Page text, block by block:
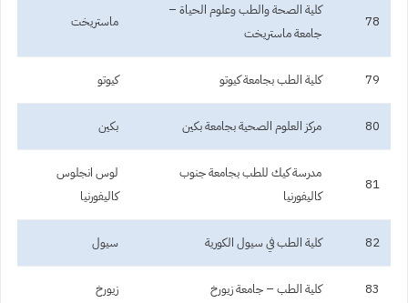
78
كلية الصحة والطب وعلوم الحياة –
جامعة ماستريخت
ماستريخت
79 كلية الطب بجامعة كيوتو كيوتو
80 مركز العلوم الصحية بجامعة بكين بكين
81
مدرسة كيك للطب بجامعة جنوب
كاليفورنيا
لوس انجلوس
كاليفورنيا
82 كلية الطب في سيول الكورية سيول
83 كلية الطب – جامعة زيورخ زيورخ